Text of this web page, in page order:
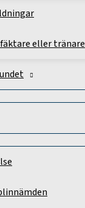
eller tränare